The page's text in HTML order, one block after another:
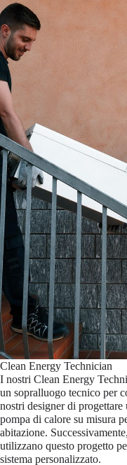
Clean Energy Technician
I nostri Clean Energy
un sopralluogo tecnico per
nostri designer di progettare
pompa di calore su misura
abitazione.
utilizzano questo progetto
sistema personalizzato.